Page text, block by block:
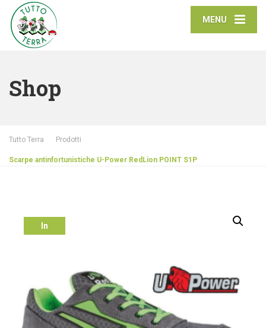
MENU
Shop
Tutto Terra Prodotti
Scarpe antinfortunistiche U-Power RedLion POINT S1P
In